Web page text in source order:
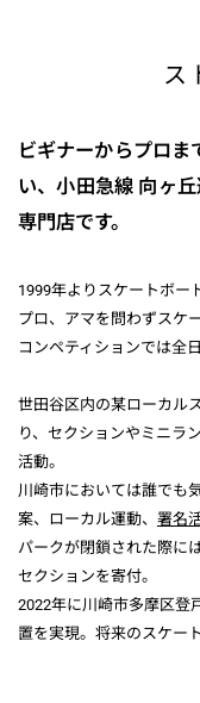
ス
ビギナーからプロま
い、小田急線 向ヶ
専門店です。
1999年よりスケートボー
プロ、アマを問わずスケ
コンペティションでは全
世田谷区内の某ローカル
り、セクションやミニラ
活動。
川崎市においては誰でも
案、ローカル運動、 署名
パークが閉鎖された際に
セクションを寄付。
2022年に川崎市多摩区登
置を実現。将来のスケー